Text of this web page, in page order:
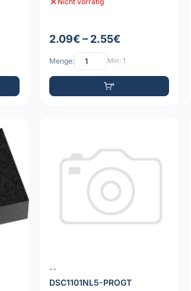
2.09€ – 2.55€
Menge: Min: 1
--
DSC1101NL5-PROGT